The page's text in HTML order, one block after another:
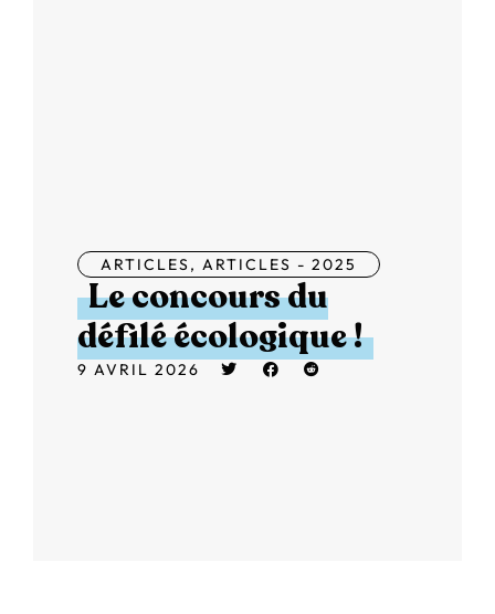
ARTICLES, ARTICLES - 2025
Le concours du
défilé écologique !
9 AVRIL 2026